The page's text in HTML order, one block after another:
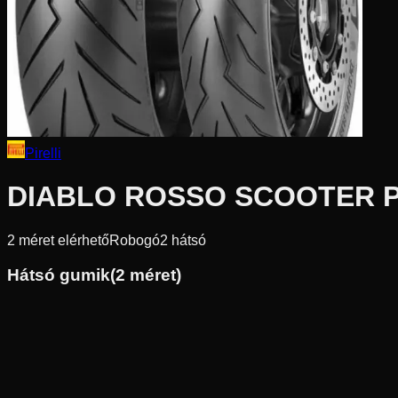
Pirelli
DIABLO ROSSO SCOOTER
2 méret elérhetőRobogó2 hátsó
Hátsó gumik(2 méret)